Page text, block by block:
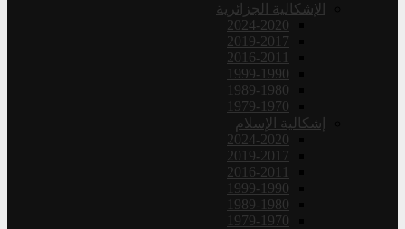
الإشكالية الجزائرية
2024-2020
2019-2017
2016-2011
1999-1990
1989-1980
1979-1970
إشكالية الإسلام
2024-2020
2019-2017
2016-2011
1999-1990
1989-1980
1979-1970